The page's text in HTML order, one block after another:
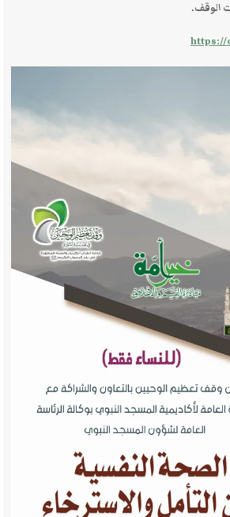
الوقف.